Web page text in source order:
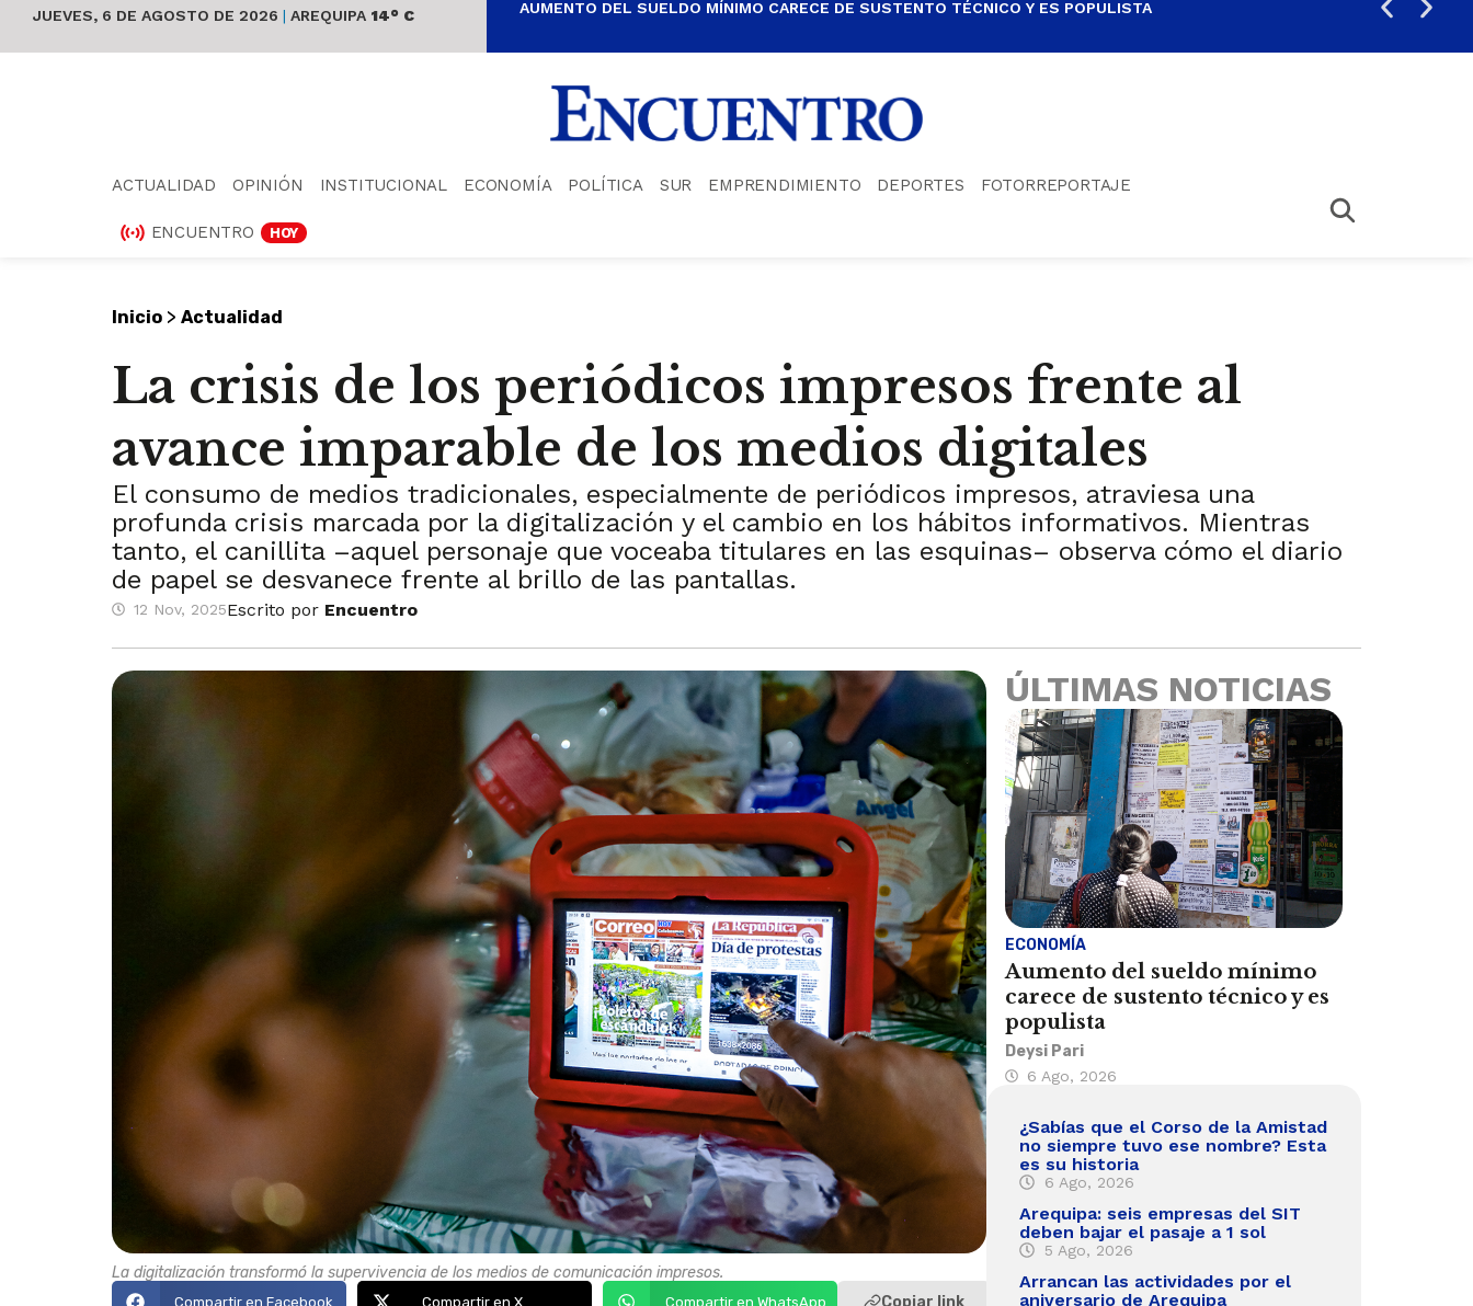
JUEVES, 6 DE AGOSTO DE 2026 | AREQUIPA 14° C AUMENTO DEL SUELDO MÍNIMO CARECE DE SUSTENTO TÉCNICO Y ES POPULISTA
ACTUALIDAD OPINIÓN INSTITUCIONAL ECONOMÍA POLÍTICA SUR EMPRENDIMIENTO DEPORTES FOTORREPORTAJE
ENCUENTRO HOY
Inicio > Actualidad
La crisis de los periódicos impresos frente al
avance imparable de los medios digitales
El consumo de medios tradicionales, especialmente de periódicos impresos, atraviesa una
profunda crisis marcada por la digitalización y el cambio en los hábitos informativos. Mientras
tanto, el canillita –aquel personaje que voceaba titulares en las esquinas– observa cómo el diario
de papel se desvanece frente al brillo de las pantallas.
12 Nov, 2025Escrito por Encuentro
La digitalización transformó la supervivencia de los medios de comunicación impresos.
Compartir en Facebook Compartir en X Compartir en WhatsApp Copiar link
ÚLTIMAS NOTICIAS
ECONOMÍA
Aumento del sueldo mínimo
carece de sustento técnico y es
populista
Deysi Pari
6 Ago, 2026
¿Sabías que el Corso de la Amistad
no siempre tuvo ese nombre? Esta
es su historia
6 Ago, 2026
Arequipa: seis empresas del SIT
deben bajar el pasaje a 1 sol
5 Ago, 2026
Arrancan las actividades por el
aniversario de Arequipa